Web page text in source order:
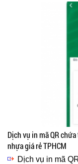
Dịch vụ in mã QR
nhựa giá rẻ TPHCM
Dịch vụ in mã